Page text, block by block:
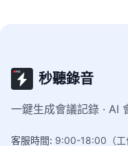
秒聽錄音
一鍵生成會議記錄 · AI
客服時間: 9:00-18:00（工